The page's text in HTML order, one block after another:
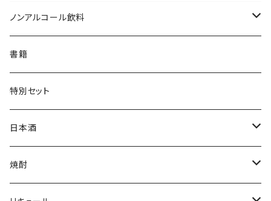
ジャンパー
帽子・ニット帽
タオル・トートバッグ
枡
絵馬
キーホルダー
ミニゼッケン
ノンアルコール飲料
水
サイダー
甘酒
天然炭酸水
書籍
特別セット
日本酒
シェフヒロ×市野屋
焼酎